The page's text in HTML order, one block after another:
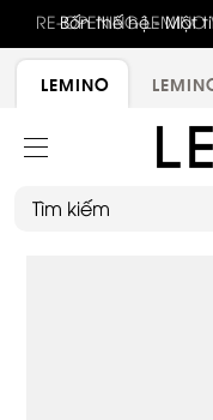
RE-OPENING
trải nghiệm
Bốn thế hệ - Một
LEMINO